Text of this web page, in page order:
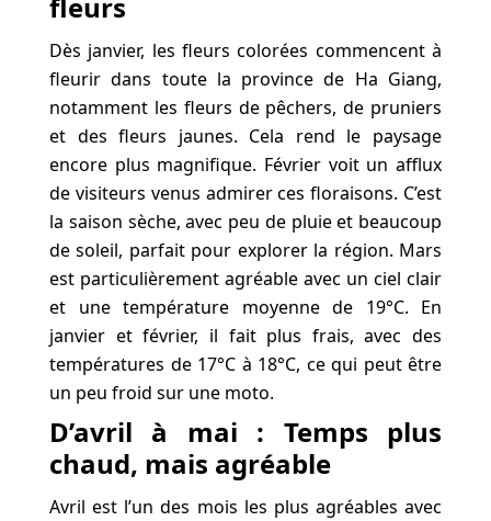
fleurs
Dès janvier, les fleurs colorées commencent à
fleurir dans toute la province de Ha Giang,
notamment les fleurs de pêchers, de pruniers
et des fleurs jaunes. Cela rend le paysage
encore plus magnifique. Février voit un afflux
de visiteurs venus admirer ces floraisons. C’est
la saison sèche, avec peu de pluie et beaucoup
de soleil, parfait pour explorer la région. Mars
est particulièrement agréable avec un ciel clair
et une température moyenne de 19°C. En
janvier et février, il fait plus frais, avec des
températures de 17°C à 18°C, ce qui peut être
un peu froid sur une moto.
D’avril à mai : Temps plus
chaud, mais agréable
Avril est l’un des mois les plus agréables avec